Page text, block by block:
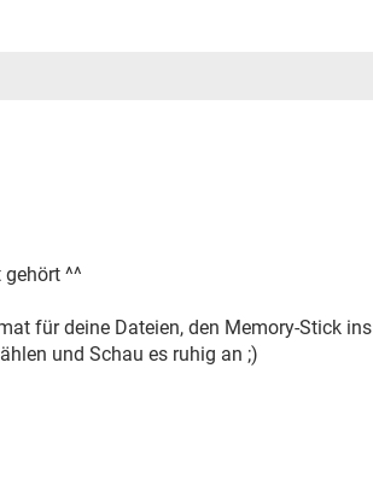
^^
für deine Dateien, den Memory-Stick ins
und Schau es ruhig an ;)